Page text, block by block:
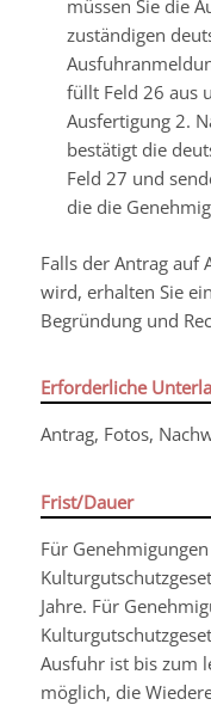
müssen Sie die
zuständigen
füllt Feld 26 aus
Ausfertigung 2.
bestätigt die
Feld 27 und
die die
Falls der Antrag auf
wird, erhalten Sie
Begründung und
Erforderliche
Antrag, Fotos,
Frist/Dauer
Für
Jahre. Für
Ausfuhr ist bis zum
möglich, die